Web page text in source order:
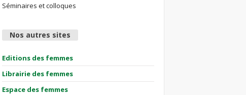
Séminaires et colloques
Nos autres sites
Editions des femmes
Librairie des femmes
Espace des femmes